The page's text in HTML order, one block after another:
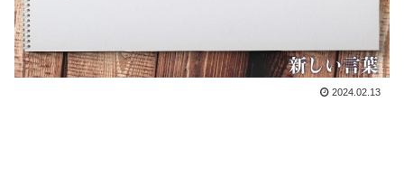
2024.02.13